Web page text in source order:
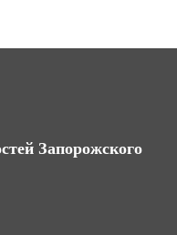
Запорожского